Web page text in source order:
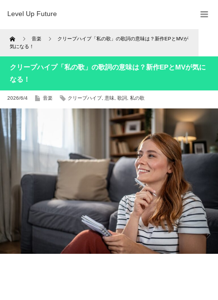
Level Up Future
Home 音楽
クリープハイプ「私の歌」の歌詞の意味は？新作EPとMVが
気になる！
クリープハイプ「私の歌」の歌詞の意味は？新作EPとMVが気に
なる！
2026/6/4 音楽 クリープハイプ, 意味 歌詞 私の歌